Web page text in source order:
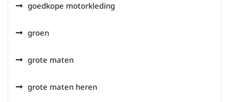
goedkope motorkleding
groen
grote maten
grote maten heren